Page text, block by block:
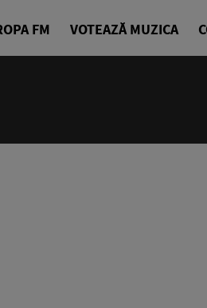
FM VOTEAZĂ MUZICA